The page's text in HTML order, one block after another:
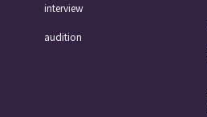
interview
audition